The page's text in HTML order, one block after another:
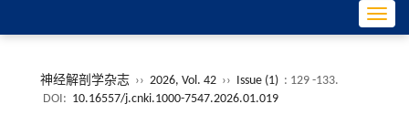
神经解剖学杂志 ›› 2026, Vol. 42 ›› Issue (1) : 129 -133.
DOI: 10.16557/j.cnki.1000-7547.2026.01.019